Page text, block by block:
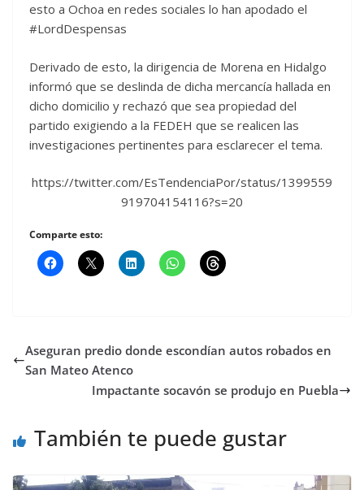
esto a Ochoa en redes sociales lo han apodado el
#LordDespensas
Derivado de esto, la dirigencia de Morena en Hidalgo
informó que se deslinda de dicha mercancía hallada en
dicho domicilio y rechazó que sea propiedad del
partido exigiendo a la FEDEH que se realicen las
investigaciones pertinentes para esclarecer el tema.
https://twitter.com/EsTendenciaPor/status/1399559
919704154116?s=20
Comparte esto:
Aseguran predio donde escondían autos robados en
San Mateo Atenco
Impactante socavón se produjo en Puebla
También te puede gustar